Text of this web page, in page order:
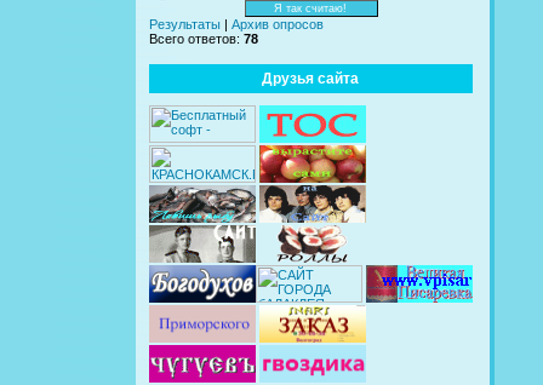
Результаты
Архив опросов
Всего ответов: 78
Друзья сайта